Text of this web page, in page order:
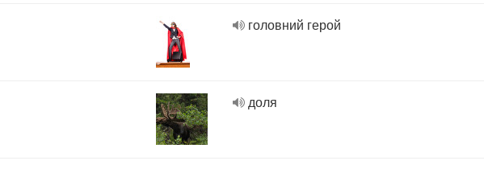
головний герой
доля